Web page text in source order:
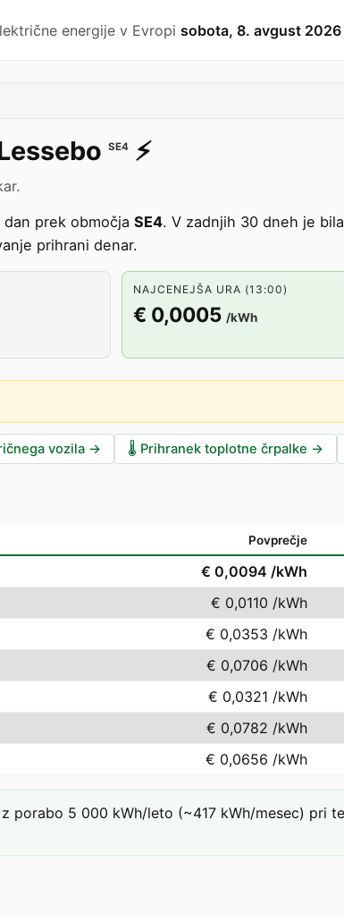
energije v Evropi sobota, 8. avgust 2026
SE4 ⚡️
prek območja SE4. V zadnjih 30 dneh je
prihrani denar.
NAJCENEJŠA URA (13:00)
€ 0,0005 /kWh
vozila → 🌡️ Prihranek toplotne črpalke →
Povprečje
€ 0,0094 /kWh
€ 0,0110 /kWh
€ 0,0353 /kWh
€ 0,0706 /kWh
€ 0,0321 /kWh
€ 0,0782 /kWh
€ 0,0656 /kWh
porabo 5 000 kWh/leto (~417 kWh/mesec) pri